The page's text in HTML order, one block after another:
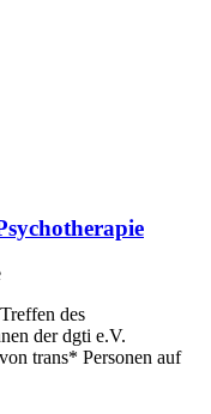
des
der dgti e.V.
trans* Personen auf